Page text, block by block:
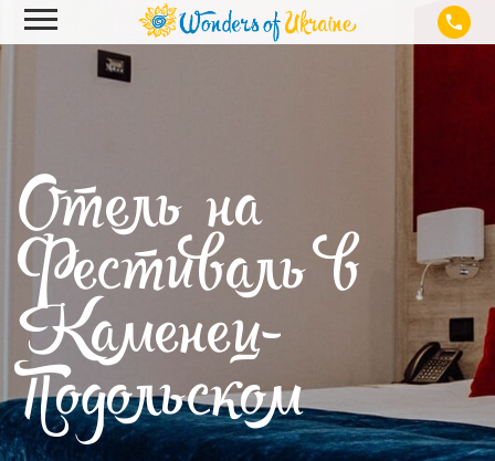
Отель на
Фестиваль в
Каменец-
Подольском